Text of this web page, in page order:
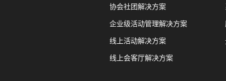
协会社团解决方案
企业级活动管理解决方案
线上活动解决方案
线上会客厅解决方案